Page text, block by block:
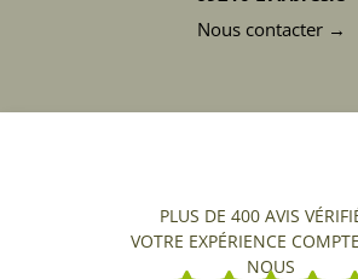
Nous contacter →
PLUS DE 400 AVIS
VOTRE EXPÉRIENCE
NOUS